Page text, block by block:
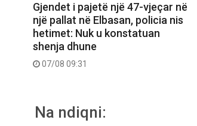
Gjendet i pajetë një 47-vjeçar në
një pallat në Elbasan, policia nis
hetimet: Nuk u konstatuan
shenja dhune
07/08 09:31
Na ndiqni: